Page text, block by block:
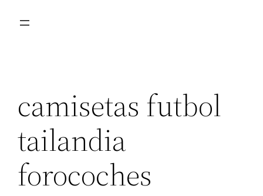
camisetas futbol
tailandia
forocoches